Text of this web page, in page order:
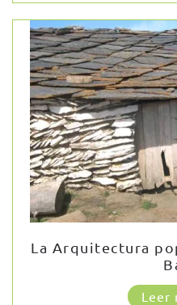
La Arquitectura
Leer